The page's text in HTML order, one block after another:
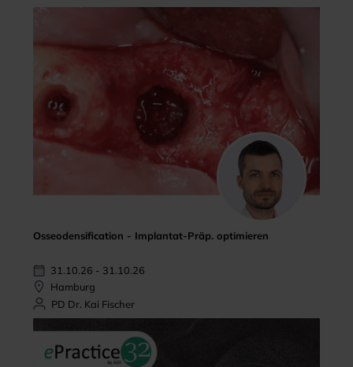
Osseodensification - Implantat-Präp. optimieren
31.10.26 - 31.10.26
Hamburg
PD Dr. Kai Fischer